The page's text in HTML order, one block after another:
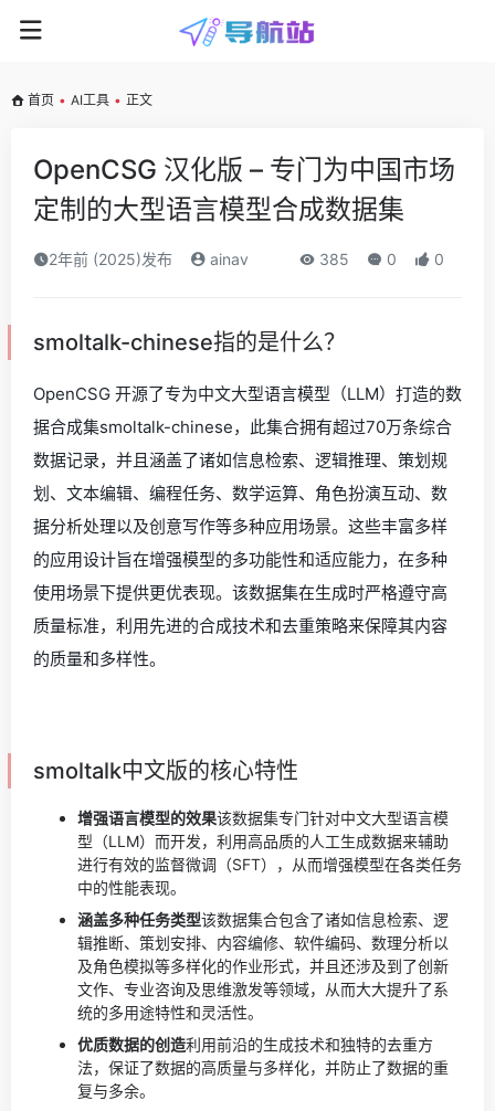
首页 • AI工具 • 正文
OpenCSG 汉化版 – 专门为中国市场
定制的大型语言模型合成数据集
2年前 (2025)发布 ainav 385 0 0
smoltalk-chinese指的是什么？
OpenCSG 开源了专为中文大型语言模型（LLM）打造的数
据合成集smoltalk-chinese，此集合拥有超过70万条综合
数据记录，并且涵盖了诸如信息检索、逻辑推理、策划规
划、文本编辑、编程任务、数学运算、角色扮演互动、数
据分析处理以及创意写作等多种应用场景。这些丰富多样
的应用设计旨在增强模型的多功能性和适应能力，在多种
使用场景下提供更优表现。该数据集在生成时严格遵守高
质量标准，利用先进的合成技术和去重策略来保障其内容
的质量和多样性。
smoltalk中文版的核心特性
增强语言模型的效果该数据集专门针对中文大型语言模
型（LLM）而开发，利用高品质的人工生成数据来辅助
进行有效的监督微调（SFT），从而增强模型在各类任务
中的性能表现。
涵盖多种任务类型该数据集合包含了诸如信息检索、逻
辑推断、策划安排、内容编修、软件编码、数理分析以
及角色模拟等多样化的作业形式，并且还涉及到了创新
文作、专业咨询及思维激发等领域，从而大大提升了系
统的多用途特性和灵活性。
优质数据的创造利用前沿的生成技术和独特的去重方
法，保证了数据的高质量与多样化，并防止了数据的重
复与多余。